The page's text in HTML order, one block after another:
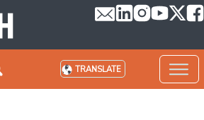
TRANSLATE